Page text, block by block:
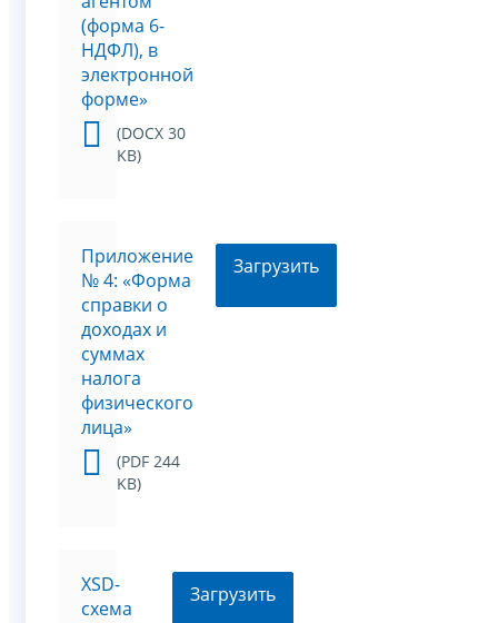
(форма 6-
НДФЛ), в
электронной
форме»
(DOCX 30
KB)
Приложение
№ 4: «Форма
справки о
доходах и
суммах
налога
физического
лица»
(PDF 244
KB)
Загрузить
XSD-
схема
Загрузить